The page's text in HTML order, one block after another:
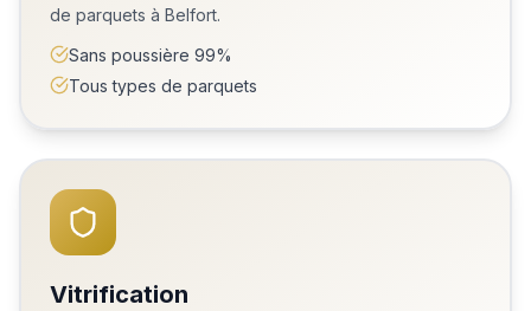
de parquets à Belfort.
Sans poussière 99%
Tous types de parquets
Vitrification